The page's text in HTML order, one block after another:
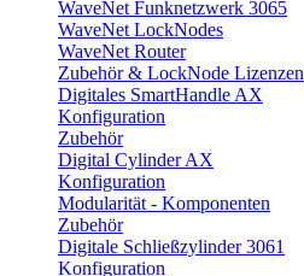
WaveNet Funknetzwerk 3065
WaveNet LockNodes
WaveNet Router
Zubehör & LockNode Lizenzen
Digitales SmartHandle AX
Konfiguration
Zubehör
Digital Cylinder AX
Konfiguration
Modularität - Komponenten
Zubehör
Digitale Schließzylinder 3061
Konfiguration